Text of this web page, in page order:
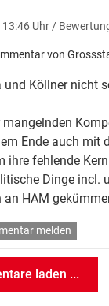
Uhr/
von
und Köllner nicht
mangelnden
Ende auch mit
ihre fehlende
Dinge incl.
an HAM
melden
laden ...